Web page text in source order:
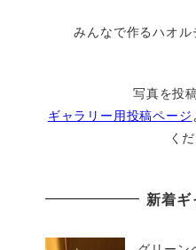
みんなで作るハオル
写真を投
ギャラリー用投稿ページ
く
新着ギ